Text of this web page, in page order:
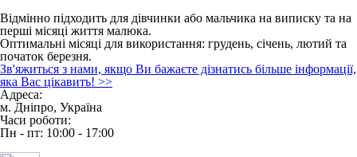
Відмінно підходить для дівчинки або мальчика на виписку та на
перші місяці життя малюка.
Оптимальні місяці для використання: грудень, січень, лютий та
початок березня.
Зв'яжиться з нами, якщо Ви бажаєте дізнатись більше інформації,
яка Вас цікавить! >>
Адреса:
м. Дніпро, Україна
Часи роботи:
Пн - пт: 10:00 - 17:00